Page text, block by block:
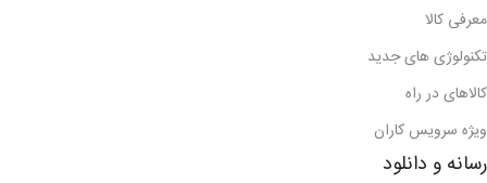
معرفی کالا
تکنولوژی های جدید
کالاهای در راه
ویژه سرویس کاران
رسانه و دانلود